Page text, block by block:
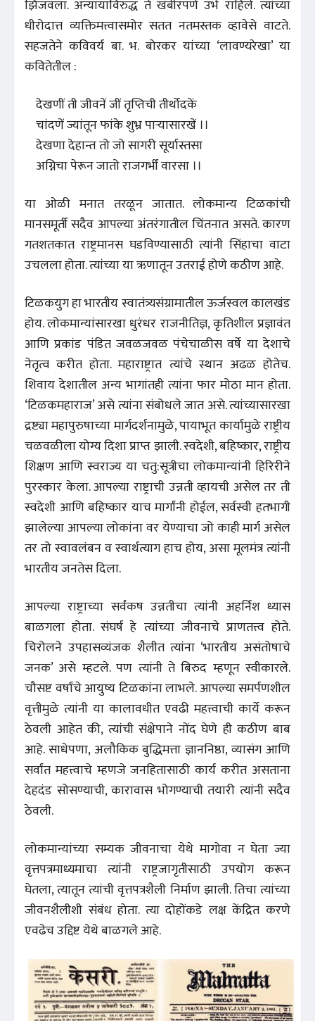
झिजवला. अन्यायाविरुद्ध ते खंबीरपणे उभे राहिले. त्यांच्या
धीरोदात्त व्यक्तिमत्त्वासमोर सतत नतमस्तक व्हावेसे वाटते.
सहजतेने कविवर्य बा. भ. बोरकर यांच्या ‘लावण्यरेखा’ या
कवितेतील :
देखणीं ती जीवनें जीं तृप्तिची तीर्थोदकें
चांदणें ज्यांतून फांके शुभ्र पाऱ्यासारखें ।।
देखणा देहान्त तो जो सागरी सूर्यास्तसा
अग्निचा पेरून जातो राजगर्भीं वारसा ।।
या ओळी मनात तरळून जातात. लोकमान्य टिळकांची
मानसमूर्ती सदैव आपल्या अंतरंगातील चिंतनात असते. कारण
गतशतकात राष्ट्रमानस घडविण्यासाठी त्यांनी सिंहाचा वाटा
उचलला होता. त्यांच्या या ऋणातून उतराई होणे कठीण आहे.
टिळकयुग हा भारतीय स्वातंत्र्यसंग्रामातील ऊर्जस्वल कालखंड
होय. लोकमान्यांसारखा धुरंधर राजनीतिज्ञ, कृतिशील प्रज्ञावंत
आणि प्रकांड पंडित जवळजवळ पंचेचाळीस वर्षे या देशाचे
नेतृत्व करीत होता. महाराष्ट्रात त्यांचे स्थान अढळ होतेच.
शिवाय देशातील अन्य भागांतही त्यांना फार मोठा मान होता.
‘टिळकमहाराज’ असे त्यांना संबोधले जात असे. त्यांच्यासारखा
द्रष्ट्या महापुरुषाच्या मार्गदर्शनामुळे, पायाभूत कार्यामुळे राष्ट्रीय
चळवळीला योग्य दिशा प्राप्त झाली. स्वदेशी, बहिष्कार, राष्ट्रीय
शिक्षण आणि स्वराज्य या चतु:सूत्रीचा लोकमान्यांनी हिरिरीने
पुरस्कार केला. आपल्या राष्ट्राची उन्नती व्हायची असेल तर ती
स्वदेशी आणि बहिष्कार याच मार्गांनी होईल, सर्वस्वी हतभागी
झालेल्या आपल्या लोकांना वर येण्याचा जो काही मार्ग असेल
तर तो स्वावलंबन व स्वार्थत्याग हाच होय, असा मूलमंत्र त्यांनी
भारतीय जनतेस दिला.
आपल्या राष्ट्राच्या सर्वंकष उन्नतीचा त्यांनी अहर्निश ध्यास
बाळगला होता. संघर्ष हे त्यांच्या जीवनाचे प्राणतत्त्व होते.
चिरोलने उपहासव्यंजक शैलीत त्यांना ‘भारतीय असंतोषाचे
जनक’ असे म्हटले. पण त्यांनी ते बिरुद म्हणून स्वीकारले.
चौसष्ट वर्षांचे आयुष्य टिळकांना लाभले. आपल्या समर्पणशील
वृत्तीमुळे त्यांनी या कालावधीत एवढी महत्त्वाची कार्ये करून
ठेवली आहेत की, त्यांची संक्षेपाने नोंद घेणे ही कठीण बाब
आहे. साधेपणा, अलौकिक बुद्धिमत्ता ज्ञाननिष्ठा, व्यासंग आणि
सर्वांत महत्त्वाचे म्हणजे जनहितासाठी कार्य करीत असताना
देहदंड सोसण्याची, कारावास भोगण्याची तयारी त्यांनी सदैव
ठेवली.
लोकमान्यांच्या सम्यक जीवनाचा येथे मागोवा न घेता ज्या
वृत्तपत्रमाध्यमाचा त्यांनी राष्ट्रजागृतीसाठी उपयोग करून
घेतला, त्यातून त्यांची वृत्तपत्रशैली निर्माण झाली. तिचा त्यांच्या
जीवनशैलीशी संबंध होता. त्या दोहोंकडे लक्ष केंद्रित करणे
एवढेच उद्दिष्ट येथे बाळगले आहे.